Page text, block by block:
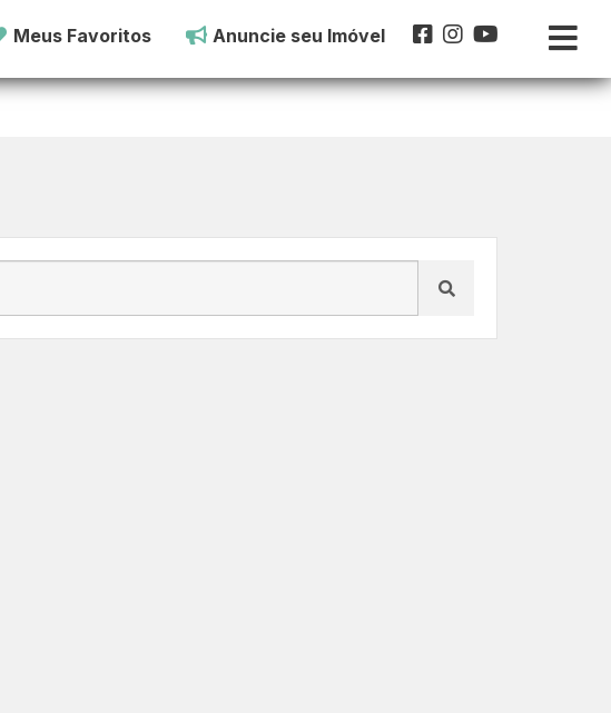
Meus Favoritos Anuncie seu Imóvel